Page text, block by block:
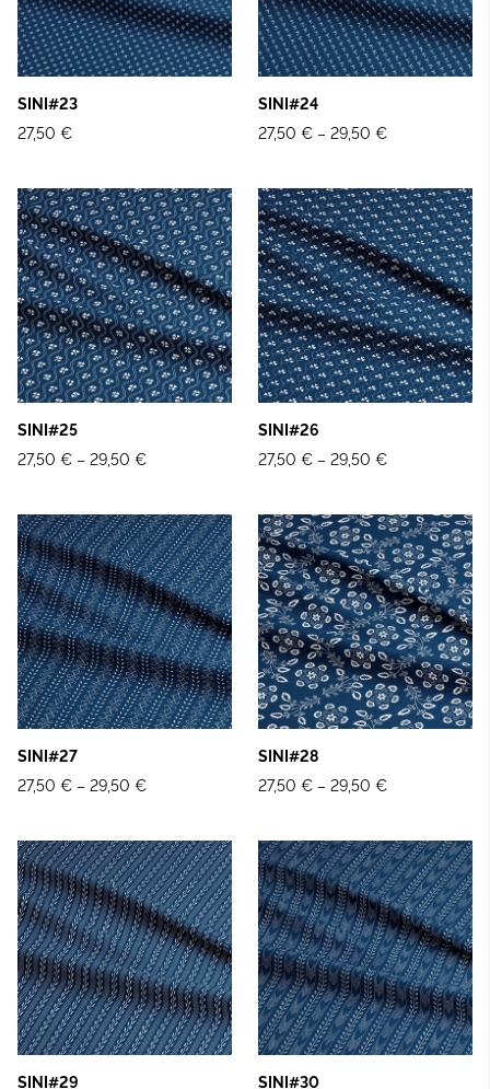
SINI#23
27,50 €
SINI#24
27,50 € – 29,50 €
SINI#25
27,50 € – 29,50 €
SINI#26
27,50 € – 29,50 €
SINI#27
27,50 € – 29,50 €
SINI#28
27,50 € – 29,50 €
SINI#29 SINI#30